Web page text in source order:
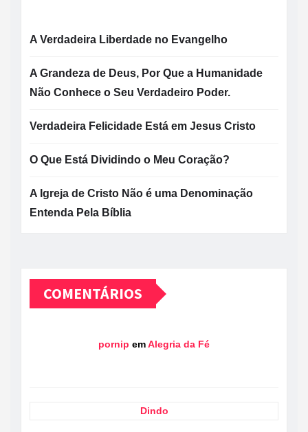
A Verdadeira Liberdade no Evangelho
A Grandeza de Deus, Por Que a Humanidade
Não Conhece o Seu Verdadeiro Poder.
Verdadeira Felicidade Está em Jesus Cristo
O Que Está Dividindo o Meu Coração?
A Igreja de Cristo Não é uma Denominação
Entenda Pela Bíblia
COMENTÁRIOS
pornip emAlegria da Fé
Dindo